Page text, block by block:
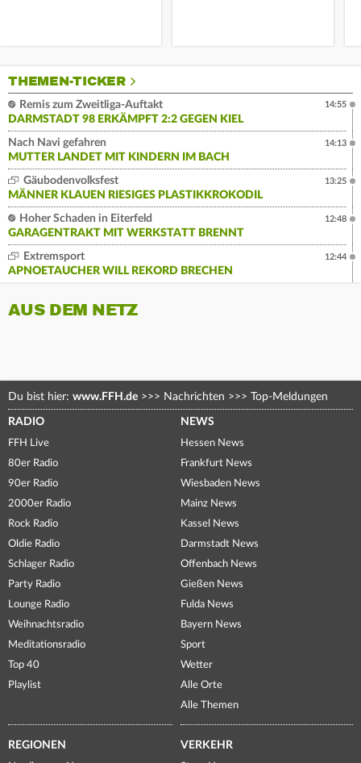
THEMEN-TICKER
Remis zum Zweitliga-Auftakt
DARMSTADT 98 ERKÄMPFT 2:2 GEGEN KIEL
14:55
Nach Navi gefahren
MUTTER LANDET MIT KINDERN IM BACH
14:13
Gäubodenvolksfest
MÄNNER KLAUEN RIESIGES PLASTIKKROKODIL
13:25
Hoher Schaden in Eiterfeld
GARAGENTRAKT MIT WERKSTATT BRENNT
12:48
Extremsport
APNOETAUCHER WILL REKORD BRECHEN
12:44
AUS DEM NETZ
Du bist hier: www.FFH.de >>> Nachrichten >>> Top-Meldungen
RADIO
FFH Live
80er Radio
90er Radio
2000er Radio
Rock Radio
Oldie Radio
Schlager Radio
Party Radio
Lounge Radio
Weihnachtsradio
Meditationsradio
Top 40
Playlist
NEWS
Hessen News
Frankfurt News
Wiesbaden News
Mainz News
Kassel News
Darmstadt News
Offenbach News
Gießen News
Fulda News
Bayern News
Sport
Wetter
Alle Orte
Alle Themen
REGIONEN VERKEHR